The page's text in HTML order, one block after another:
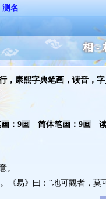
测名
相 -
，康熙字典笔画，读音，
：9画 简体笔画：9画 读
。
易》曰：“地可觀者，莫